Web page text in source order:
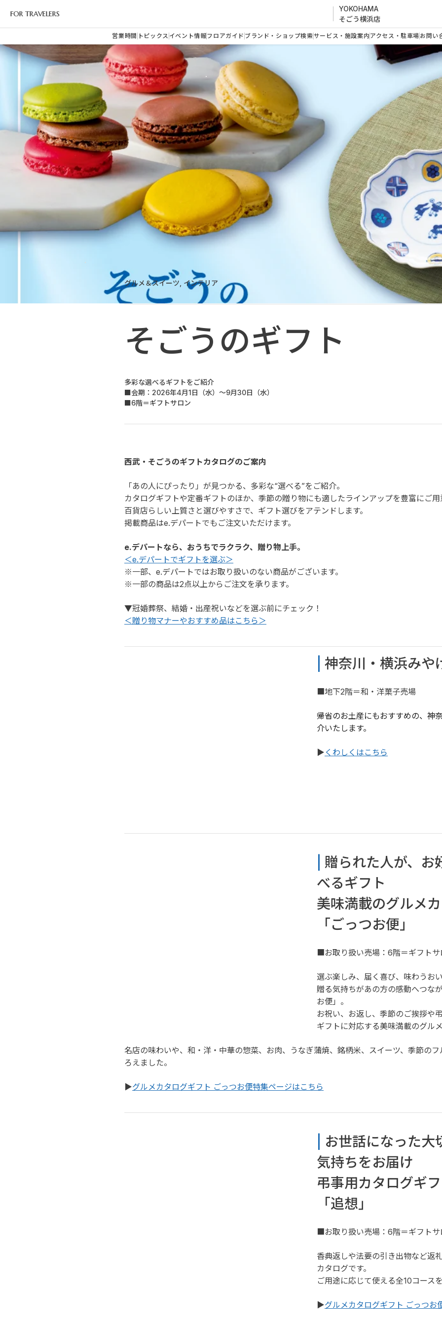
FOR TRAVELERS
YOKOHAMA
そごう横浜店
営業時間 トピックス イベント情報フロアガイド ブランド・ショップ検索サービス・施設案内 アクセス・駐車場 お問い
グルメ＆スイーツ, インテリア
そごうのギフト
多彩な選べるギフトをご紹介
■会期：2026年4月1日（水）～9月30日（水）
■6階＝ギフトサロン
西武・そごうのギフトカタログのご案内
「あの人にぴったり」が見つかる、多彩な“選べる”をご紹介。
カタログギフトや定番ギフトのほか、季節の贈り物にも適したラインアップを豊富にご用
百貨店らしい上質さと選びやすさで、ギフト選びをアテンドします。
掲載商品はe.デパートでもご注文いただけます。
e.デパートなら、おうちでラクラク、贈り物上手。
＜e.デパートでギフトを選ぶ＞
※一部、e.デパートではお取り扱いのない商品がございます。
※一部の商品は2点以上からご注文を承ります。
▼冠婚葬祭、結婚・出産祝いなどを選ぶ前にチェック！
＜贈り物マナーやおすすめ品はこちら＞
神奈川・横浜みや
■地下2階＝和・洋菓子売場
帰省のお土産にもおすすめの、神
介いたします。
▶ くわしくはこちら
贈られた人が、お
べるギフト
美味満載のグルメ
「ごっつお便」
■お取り扱い売場：6階＝ギフトサ
選ぶ楽しみ、届く喜び、味わうお
贈る気持ちがあの方の感動へつな
お祝い、お返し、季節のご挨拶や
ギフトに対応する美味満載のグル
名店の味わいや、和・洋・中華の惣菜、お肉、うなぎ蒲焼、銘柄米、スイーツ、季節の
ろえました。
▶グルメカタログギフト ごっつお便特集ページはこちら
お世話になった大
気持ちをお届け
弔事用カタログギ
「追想」
■お取り扱い売場：6階＝ギフトサ
香典返しや法要の引き出物など返
カタログです。
ご用途に応じて使える全10コース
▶グルメカタログギフト ごっつお